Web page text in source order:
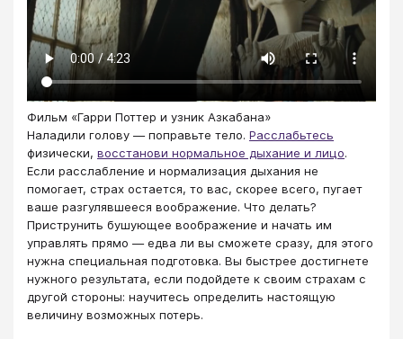
Фильм «Гарри Поттер и узник Азкабана»
​​​​​Наладили голову — поправьте тело. Расслабьтесь
физически, восстанови нормальное дыхание и лицо.
Если расслабление и нормализация дыхания не
помогает, страх остается, то вас, скорее всего, пугает
ваше разгулявшееся воображение. Что делать?
Приструнить бушующее воображение и начать им
управлять прямо — едва ли вы сможете сразу, для этого
нужна специальная подготовка. Вы быстрее достигнете
нужного результата, если подойдете к своим страхам с
другой стороны: научитесь определить настоящую
величину возможных потерь.